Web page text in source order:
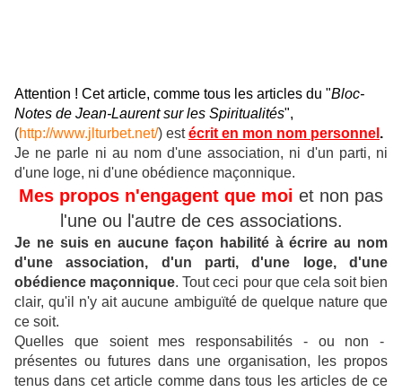
Attention ! Cet article, comme tous les articles du "Bloc-
Notes de Jean-Laurent sur les Spiritualités",
(http://www.jlturbet.net/) estécrit en mon nom personnel .
Je ne parle ni au nom d'une association, ni d'un parti, ni
d'une loge, ni d'une obédience maçonnique.
Mes propos n'engagent que moi et non pas
l'une ou l'autre de ces associations.
Je ne suis en aucune façon habilité à écrire au nom
d'une association, d'un parti, d'une loge, d'une
obédience maçonnique.Tout ceci pour que cela soit bien
clair, qu'il n'y ait aucune ambiguïté de quelque nature que
ce soit.
Quelles que soient mes responsabilités - ou non -
présentes ou futures dans une organisation, les propos
tenus dans cet article comme dans tous les articles de ce